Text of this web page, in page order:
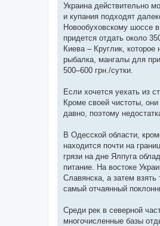
Украина действительно
и купания подходят
Новообуховскому шоссе
придется отдать около
Киева – Круглик, которое
рыбалка, мангалы для
500–600 грн./сутки.
Если хочется уехать из
Кроме своей чистоты,
давно, поэтому
В Одесской области,
находится почти на
грязи на дне Ялпуга
питание. На востоке
Славянска, а затем
самый отчаянный
Среди рек в северной
многочисленные базы